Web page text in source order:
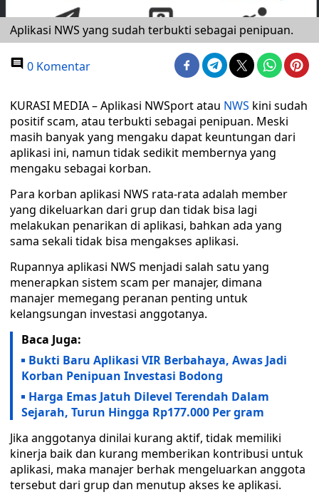
Aplikasi NWS yang sudah terbukti sebagai penipuan.
0 Komentar
KURASI MEDIA – Aplikasi NWSport atau NWS kini sudah
positif scam, atau terbukti sebagai penipuan. Meski
masih banyak yang mengaku dapat keuntungan dari
aplikasi ini, namun tidak sedikit membernya yang
mengaku sebagai korban.
Para korban aplikasi NWS rata-rata adalah member
yang dikeluarkan dari grup dan tidak bisa lagi
melakukan penarikan di aplikasi, bahkan ada yang
sama sekali tidak bisa mengakses aplikasi.
Rupannya aplikasi NWS menjadi salah satu yang
menerapkan sistem scam per manajer, dimana
manajer memegang peranan penting untuk
kelangsungan investasi anggotanya.
Baca Juga:
Bukti Baru Aplikasi VIR Berbahaya, Awas Jadi
Korban Penipuan Investasi Bodong
Harga Emas Jatuh Dilevel Terendah Dalam
Sejarah, Turun Hingga Rp177.000 Per gram
Jika anggotanya dinilai kurang aktif, tidak memiliki
kinerja baik dan kurang memberikan kontribusi untuk
aplikasi, maka manajer berhak mengeluarkan anggota
tersebut dari grup dan menutup akses ke aplikasi.